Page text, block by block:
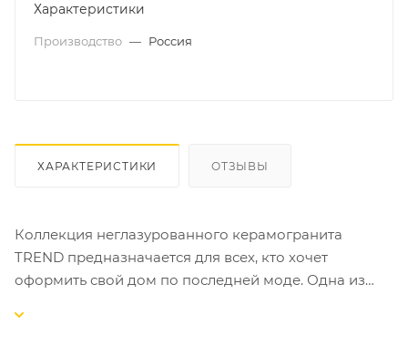
Характеристики
Производство — Россия
ХАРАКТЕРИСТИКИ ОТЗЫВЫ
Коллекция неглазурованного керамогранита
TREND предназначается для всех, кто хочет
оформить свой дом по последней моде. Одна из